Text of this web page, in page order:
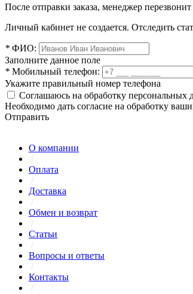
После отправки заказа, менеджер
Личный кабинет не создается. Отследить
* ФИО:
Заполните данное поле
* Мобильный телефон:
Укажите правильный номер телефона
Соглашаюсь на обработку персональных
Необходимо дать согласие на обработку
Отправить
О компании
/
Оплата
/
Доставка
/
Обмен и возврат
/
Статьи
/
Вопросы и ответы
/
Контакты
/